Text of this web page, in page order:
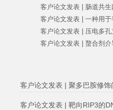
客户论文发表 | 肠道共
客户论文发表 | 一种用
客户论文发表 | 压电多
客户论文发表 | 螯合剂
客户论文发表 | 聚多巴胺修
客户论文发表 | 靶向RIP3的